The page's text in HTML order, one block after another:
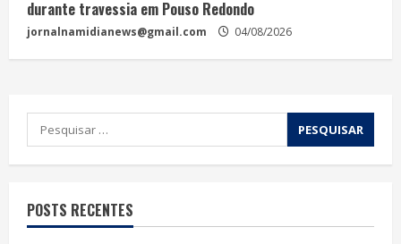
durante travessia em Pouso Redondo
jornalnamidianews@gmail.com 04/08/2026
POSTS RECENTES